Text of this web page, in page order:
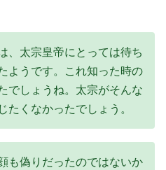
、太宗皇帝にとっては待ち
ようです。これ知った時の
でしょうね。太宗がそんな
たくなかったでしょう。
も偽りだったのではないか